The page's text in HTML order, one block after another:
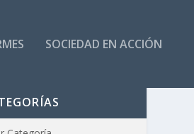
SOCIEDAD EN ACCIÓN